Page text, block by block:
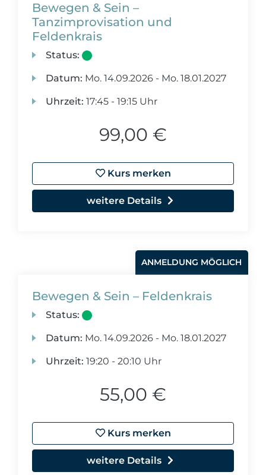
Bewegen & Sein –
Tanzimprovisation und
Feldenkrais
Status:
Datum: Mo. 14.09.2026 - Mo. 18.01.2027
Uhrzeit: 17:45 - 19:15 Uhr
99,00 €
Kurs merken
weitere Details
ANMELDUNG MÖGLICH
Bewegen & Sein – Feldenkrais
Status:
Datum: Mo. 14.09.2026 - Mo. 18.01.2027
Uhrzeit: 19:20 - 20:10 Uhr
55,00 €
Kurs merken
weitere Details